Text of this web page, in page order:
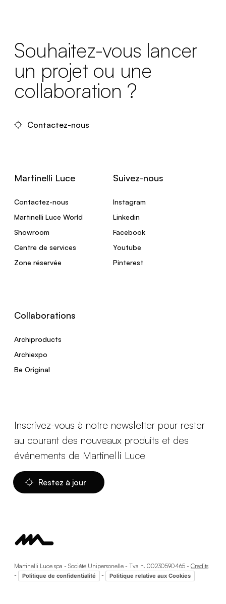
Souhaitez-vous lancer
un projet ou une
collaboration ?
Contactez-nous
Martinelli Luce
Contactez-nous
Martinelli Luce World
Showroom
Centre de services
Zone réservée
Suivez-nous
Instagram
Linkedin
Facebook
Youtube
Pinterest
Collaborations
Archiproducts
Archiexpo
Be Original
Inscrivez-vous à notre newsletter pour rester
au courant des nouveaux produits et des
événements de Martinelli Luce
Restez à jour
Martinelli Luce spa - Société Unipersonelle - Tva n. 00230590465 - Credits
-
Politique de confidentialité - Politique relative aux Cookies